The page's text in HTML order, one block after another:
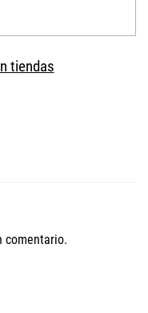
tiendas
comentario.